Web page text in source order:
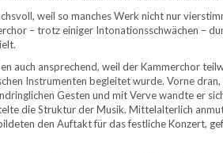
weil so manches Werk nicht nur
– trotz einiger Intonationsschwächen –
auch ansprechend, weil der Kammerchor
Instrumenten begleitet wurde. Vorne
Gesten und mit Verve wandte er
die Struktur der Musik. Mittelalterlich
den Auftakt für das festliche Konzert,